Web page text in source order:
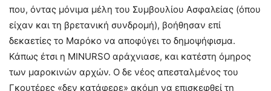
που, όντας μόνιμα μέλη του Συμβουλίου Ασφαλείας (όπου
είχαν και τη βρετανική συνδρομή), βοήθησαν επί
δεκαετίες το Μαρόκο να αποφύγει το δημοψήφισμα.
Κάπως έτσι η MINURSO αράχνιασε, και κατέστη όμηρος
των μαροκινών αρχών. Ο δε νέος απεσταλμένος του
Γκουτέρες «δεν κατάφερε» ακόμη να επισκεφθεί τη